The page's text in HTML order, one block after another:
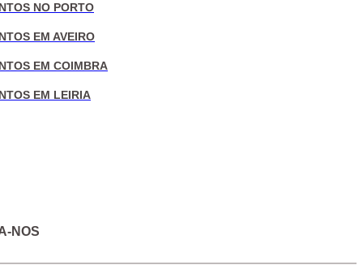
NO PORTO
EM AVEIRO
EM COIMBRA
EM LEIRIA
NOS